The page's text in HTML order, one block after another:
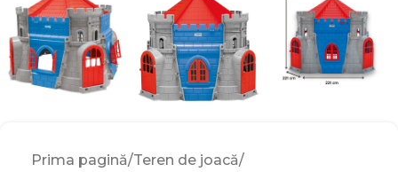
Prima pagină Teren de joacă